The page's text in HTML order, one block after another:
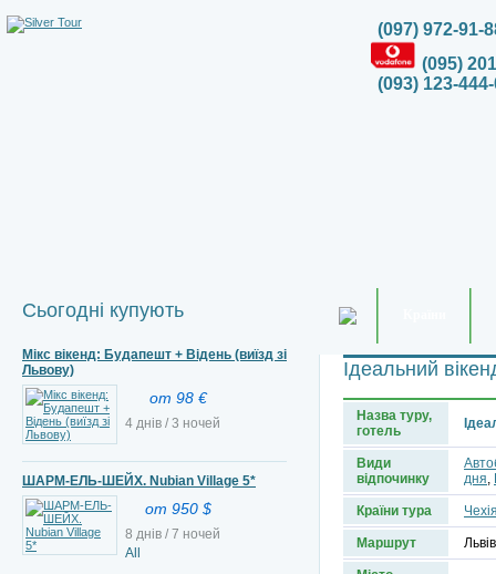
(097) 972-91-
(095)
(093) 123-
Ідеальний
Назва туру,
готель
Види
відпочинку
дня,
Країни тура
Маршрут
Сьогодні купують
Мікс вікенд: Будапешт + Відень (виїзд зі
Львову)
от 98 €
4 днів / 3 ночей
ШАРМ-ЕЛЬ-ШЕЙХ. Nubian Village 5*
от 950 $
8 днів / 7 ночей
All